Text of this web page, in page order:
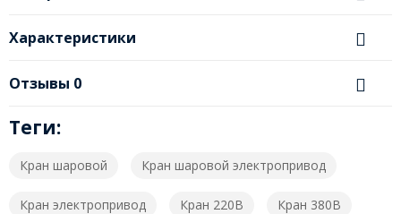
Характеристики
Отзывы 0
Теги:
Кран шаровой Кран шаровой электропривод
Кран электропривод Кран 220В Кран 380В